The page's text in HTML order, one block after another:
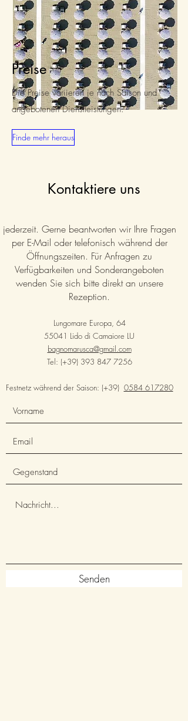
Preise
Die Preise variieren je nach Saison und
angebotenen Dienstleistungen.
Finde mehr heraus
Kontaktiere uns
jederzeit. Gerne beantworten wir Ihre Fragen
per E-Mail oder telefonisch während der
Öffnungszeiten. Für Anfragen zu
Verfügbarkeiten und Sonderangeboten
wenden Sie sich bitte direkt an unsere
Rezeption.
Lungomare Europa, 64
55041 Lido di Camaiore LU
bagnomarusca@gmail.com
Tel: (+39) 393 847 7256
Festnetz während der Saison: (+39) 0584 617280
Senden